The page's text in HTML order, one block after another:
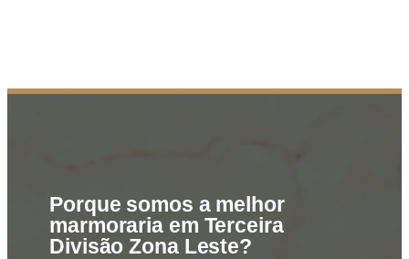
Porque somos a melhor
marmoraria em Terceira
Divisão Zona Leste?